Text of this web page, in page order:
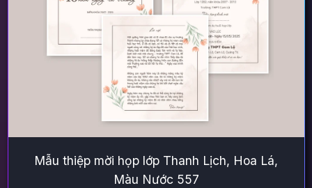
Mẫu thiệp mời họp lớp Thanh Lịch, Hoa Lá,
Màu Nước 557